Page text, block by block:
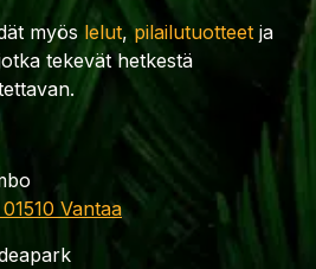
myös lelut,pilailutuotteet ja
tekevät hetkestä
Vantaa